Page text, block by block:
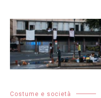
Costume e società